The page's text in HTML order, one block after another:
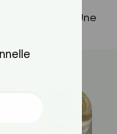
Quiche Ou Une